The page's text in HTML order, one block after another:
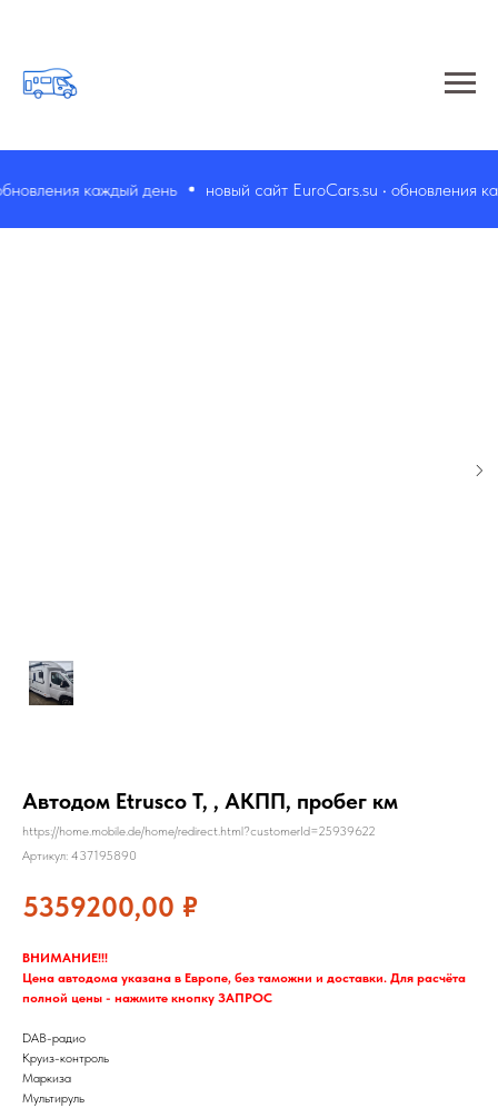
каждый день новый сайт EuroCars.su • обновления
Автодом Etrusco T, , АКПП, пробег км
https://home.mobile.de/home/redirect.html?customerId=25939622
Артикул: 437195890
5359200,00 ₽
ВНИМАНИЕ!!!
Цена автодома указана в Европе, без таможни и доставки. Для расчёта
полной цены - нажмите кнопку ЗАПРОС
DAB-радио
Круиз-контроль
Маркиза
Мультируль